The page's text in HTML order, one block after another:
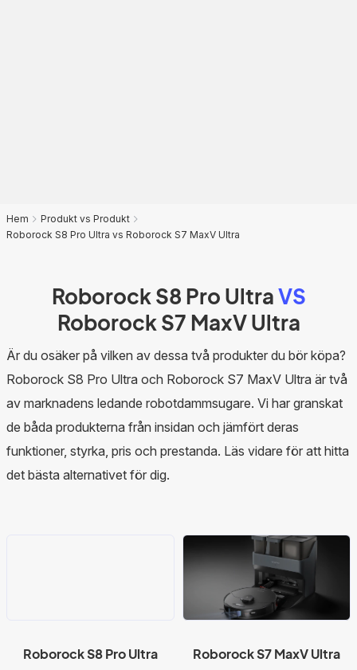
Hem
Produkt vs Produkt
Roborock S8 Pro Ultra vs Roborock S7 MaxV Ultra
Roborock S8 Pro UltraVS
Roborock S7 MaxV Ultra
Är du osäker på vilken av dessa två produkter du bör köpa?
Roborock S8 Pro Ultra och Roborock S7 MaxV Ultra är två
av marknadens ledande robotdammsugare. Vi har granskat
de båda produkterna från insidan och jämfört deras
funktioner, styrka, pris och prestanda. Läs vidare för att hitta
det bästa alternativet för dig.
Roborock S8 Pro Ultra Roborock S7 MaxV Ultra